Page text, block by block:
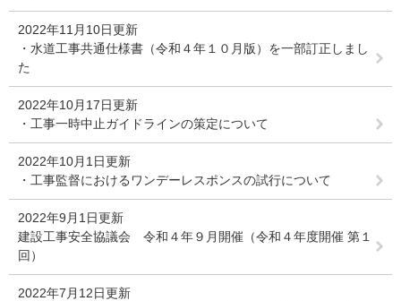
2022年11月10日更新
・水道工事共通仕様書（令和４年１０月版）を一部訂正しまし
た
2022年10月17日更新
・工事一時中止ガイドラインの策定について
2022年10月1日更新
・工事監督におけるワンデーレスポンスの試行について
2022年9月1日更新
建設工事安全協議会 令和４年９月開催（令和４年度開催 第１
回）
2022年7月12日更新